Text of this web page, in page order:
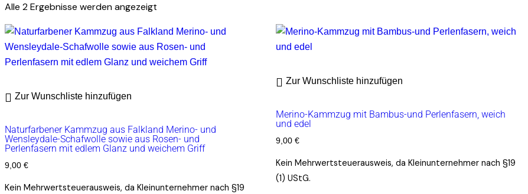
Alle 2 Ergebnisse werden angezeigt
Zur Wunschliste hinzufügen
Naturfarbener Kammzug aus Falkland Merino- und
Wensleydale-Schafwolle sowie aus Rosen- und
Perlenfasern mit edlem Glanz und weichem Griff
9,00 €
Kein Mehrwertsteuerausweis, da Kleinunternehmer nach §19
Zur Wunschliste hinzufügen
Merino-Kammzug mit Bambus-und Perlenfasern, weich
und edel
9,00 €
Kein Mehrwertsteuerausweis, da Kleinunternehmer nach §19
(1) UStG.